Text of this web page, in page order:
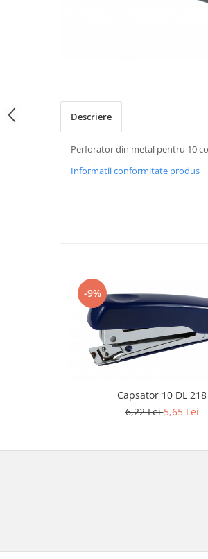
Descriere
Perforator din metal pentru 10
Informatii conformitate produs
-9%
Capsator 10 DL 218
6,22 Lei5,65 Lei